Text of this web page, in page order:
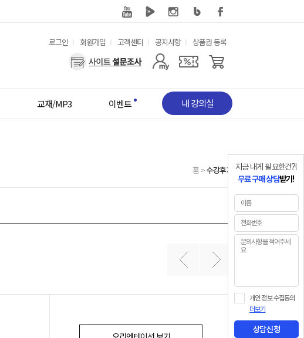
로그인 회원가입 고객센터 공지사항
상품권 등록
사
용
뉴
교재/MP3 이벤트 내 강의실
홈 >수강후기
지금 내게 필요한건?!
무료 구매 상담받기!
개인 정보 수집동의
더보기
상담신청